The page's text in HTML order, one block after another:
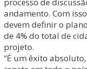
andamento. Com
devem definir o
de 4% do total de
projeto.
“É um êxito